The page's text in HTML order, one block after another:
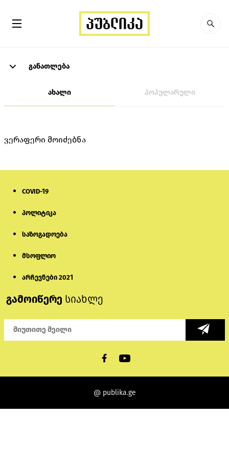
განათლება
ახალი პოპულარული
ვერაფერი მოიძებნა
COVID-19
პოლიტიკა
საზოგადოება
მსოფლიო
არჩევნები 2021
გამოიწერე სიახლე
@ publika.ge